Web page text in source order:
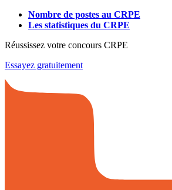
Nombre de postes au CRPE
Les statistiques du CRPE
Réussissez votre concours CRPE
Essayez gratuitement